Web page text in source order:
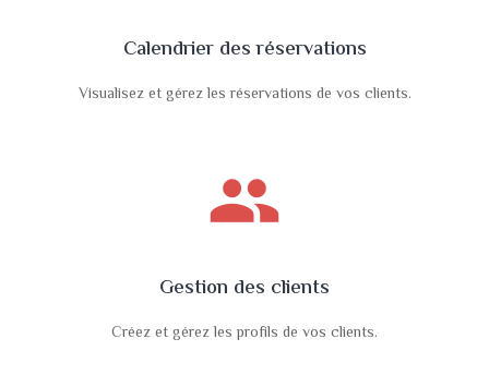
Calendrier des réservations
Visualisez et gérez les réservations de vos clients.
people
Gestion des clients
Créez et gérez les profils de vos clients.